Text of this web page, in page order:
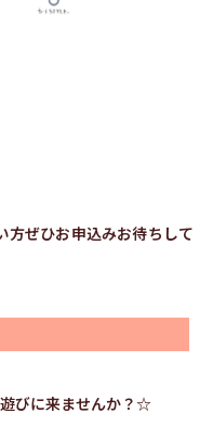
方ぜひお申込みお待ちして
びに来ませんか？☆